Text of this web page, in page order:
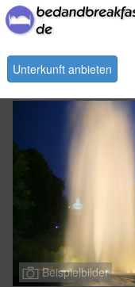
Unterkunft anbieten
Beispielbilder